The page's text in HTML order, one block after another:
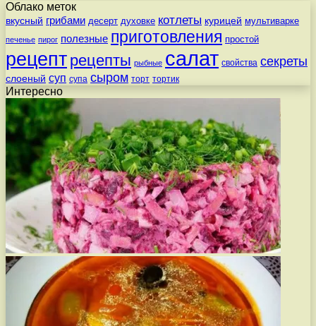
Облако меток
вкусный грибами десерт духовке котлеты курицей мультиварке
печенье пирог полезные приготовления простой
рецепт рецепты рыбные салат свойства секреты
слоеный суп супа сыром торт тортик
Интересно